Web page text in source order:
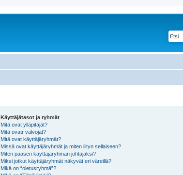
Käyttäjätasot ja ryhmät
Mitä ovat ylläpitäjät?
Mitä ovatr valvojat?
Mitä ovat käyttäjäryhmät?
Missä ovat käyttäjäryhmät ja miten liityn sellaiseen?
Miten pääsen käyttäjäryhmän johtajaksi?
Miksi jotkut käyttäjäryhmät näkyvät eri väreillä?
Mikä on “oletusryhmä”?